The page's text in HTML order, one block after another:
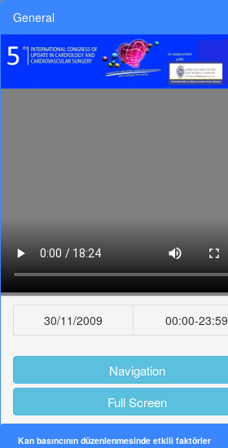
General
30/11/2009 00:00-23:59
Navigation
Full Screen
Kan basıncının düzenlenmesinde etkili faktörler